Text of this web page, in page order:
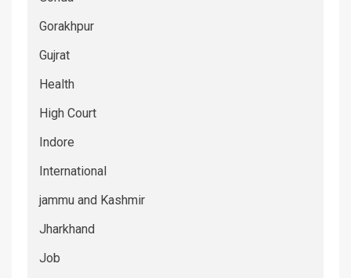
Gorakhpur
Gujrat
Health
High Court
Indore
International
jammu and Kashmir
Jharkhand
Job